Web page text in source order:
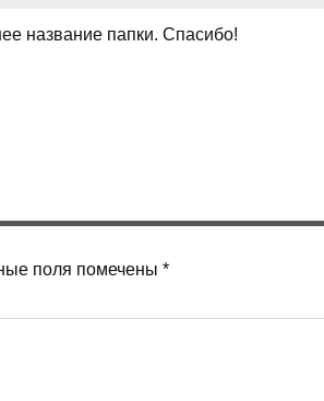
название папки. Спасибо!
поля помечены *